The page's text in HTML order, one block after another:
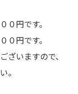
０円です。
０円です。
ざいますので、
。